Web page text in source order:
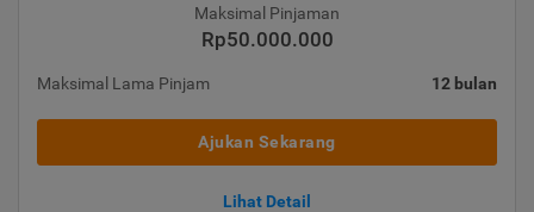
Maksimal Pinjaman
Rp50.000.000
Maksimal Lama Pinjam 12 bulan
Ajukan Sekarang
Lihat Detail